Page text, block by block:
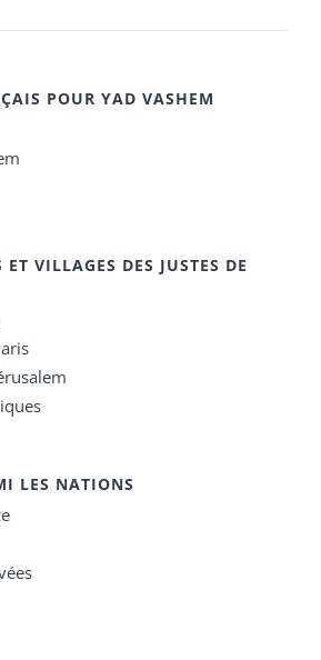
POUR YAD VASHEM
VILLAGES DES JUSTES DE
LES NATIONS